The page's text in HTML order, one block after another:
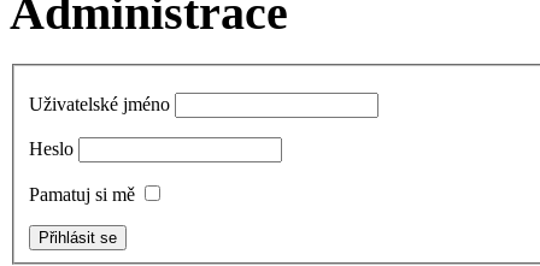
Administrace
Uživatelské jméno
Heslo
Pamatuj si mě